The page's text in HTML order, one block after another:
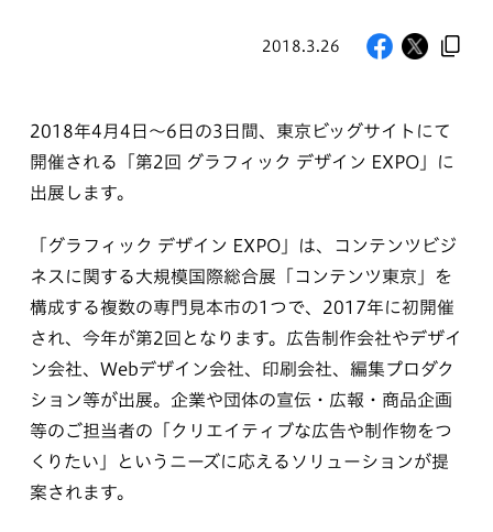
2018.3.26
2018年4月4日～6日の3日間、東京ビッグサイトにて
開催される「第2回 グラフィック デザイン EXPO」に
出展します。
「グラフィック デザイン EXPO」は、コンテンツビジ
ネスに関する大規模国際総合展「コンテンツ東京」を
構成する複数の専門見本市の1つで、2017年に初開催
され、今年が第2回となります。広告制作会社やデザイ
ン会社、Webデザイン会社、印刷会社、編集プロダク
ション等が出展。企業や団体の宣伝・広報・商品企画
等のご担当者の「クリエイティブな広告や制作物をつ
くりたい」というニーズに応えるソリューションが提
案されます。